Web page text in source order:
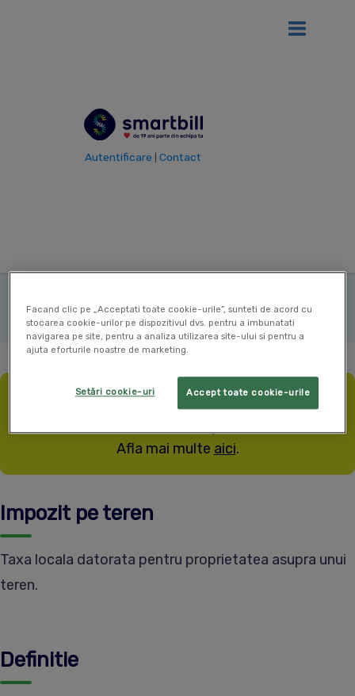
Autentificare |Contact
de la infiintare!Vezi detalii
| Ultima actualizare: 16 Feb 2026 | Contribuitor:
Ai firma noua? Primesti SmartBill gratuit timp de
Afla mai multe aici.
Impozit pe teren
Taxa locala datorata pentru proprietatea asupra unui
teren.
Definitie
Facand clic pe „Acceptati toate cookie-urile”, sunteti de acord cu
stocarea cookie-urilor pe dispozitivul dvs. pentru a imbunatati
navigarea pe site, pentru a analiza utilizarea site-ului si pentru a
ajuta eforturile noastre de marketing.
Accept toate cookie-urile
Setări cookie-uri